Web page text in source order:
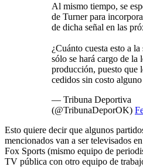
Al mismo tiempo, se
de Turner para
de dicha señal en las
¿Cuánto cuesta esto a
sólo se hará cargo de la
producción, puesto que
cedidos sin costo alguno
— Tribuna Deportiva
(@TribunaDeporOK)
Esto quiere decir que algunos
mencionados van a ser televisados
Fox Sports (mismo equipo de
TV pública con otro equipo de